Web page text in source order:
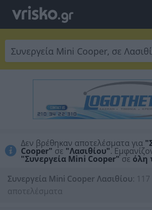
Δεν βρέθηκαν αποτελέσματα για
Cooper" σε "Λασιθίου".
"Συνεργεία Mini Cooper"σε όλη
Συνεργεία Mini Cooper Λασιθίου: 117
αποτελέσματα